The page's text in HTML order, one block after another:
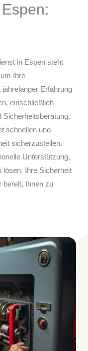
in Espen steht
Ihre
Erfahrung
einschließlich
Sicherheitsberatung.
schnellen und
sicherzustellen.
Unterstützung,
lösen. Ihre Sicherheit
bereit, Ihnen zu